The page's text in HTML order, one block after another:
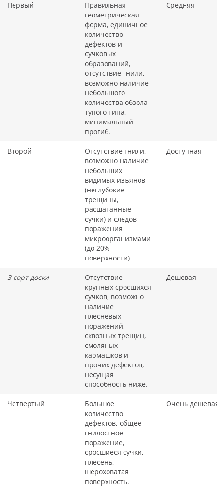
Первый
Правильная
геометрическая
форма, единичное
количество
дефектов и
сучковых
образований,
отсутствие гнили,
возможно наличие
небольшого
количества обзола
тупого типа,
минимальный
прогиб.
Средняя
Второй
Отсутствие гнили,
возможно наличие
небольших
видимых изъянов
(неглубокие
трещины,
расшатанные
сучки) и следов
поражения
микроорганизмами
(до 20%
поверхности).
Доступная
3 сорт доски
Отсутствие
крупных сросшихся
сучков, возможно
наличие
плесневых
поражений,
сквозных трещин,
смоляных
кармашков и
прочих дефектов,
несущая
способность ниже.
Дешевая
Четвертый
Большое
количество
дефектов, общее
гнилостное
поражение,
сросшиеся сучки,
плесень,
шероховатая
поверхность.
Очень